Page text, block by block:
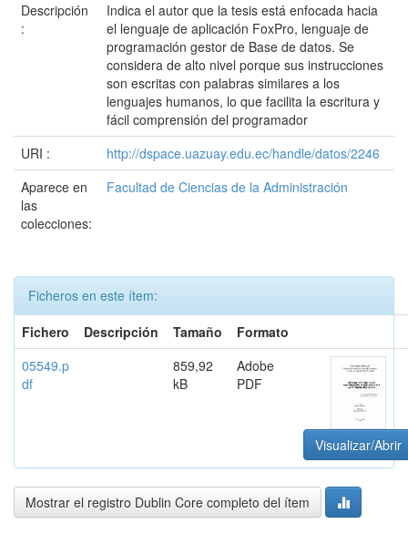
Descripción
:
Indica el autor que la tesis está enfocada hacia
el lenguaje de aplicación FoxPro, lenguaje de
programación gestor de Base de datos. Se
considera de alto nivel porque sus instrucciones
son escritas con palabras similares a los
lenguajes humanos, lo que facilita la escritura y
fácil comprensión del programador
URI :
http://dspace.uazuay.edu.ec/handle/datos/2246
Aparece en
las
colecciones:
Facultad de Ciencias de la Administración
Ficheros en este ítem:
Fichero
Descripción Tamaño
Formato
05549.p
df
859,92
kB
Adobe
PDF
Visualizar/Abrir
Mostrar el registro Dublin Core completo del ítem